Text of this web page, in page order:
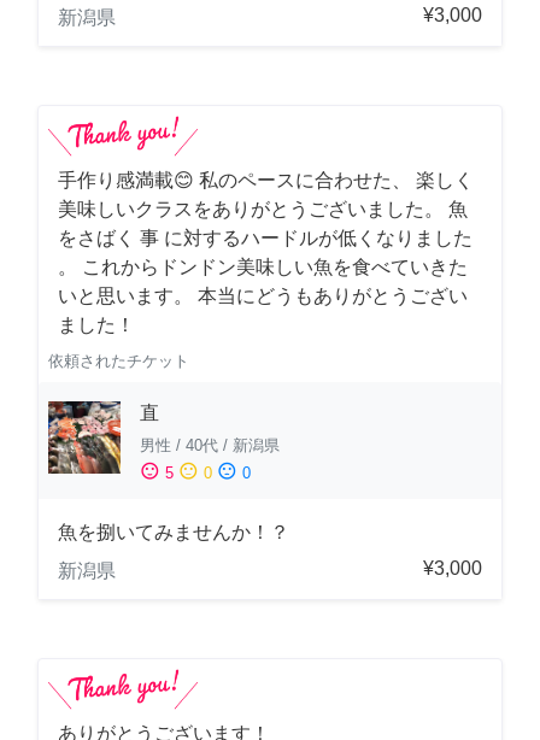
新潟県
¥3,000
手作り感満載😊 私のペースに合わせた、 楽しく
美味しいクラスをありがとうございました。 魚
をさばく 事 に対するハードルが低くなりました
。 これからドンドン美味しい魚を食べていきた
いと思います。 本当にどうもありがとうござい
ました！
依頼されたチケット
直
男性 / 40代 / 新潟県
sentiment_satisfied 5 sentiment_neutral 0 sentiment_dissatisfied 0
魚を捌いてみませんか！？
新潟県
¥3,000
ありがとうございます！